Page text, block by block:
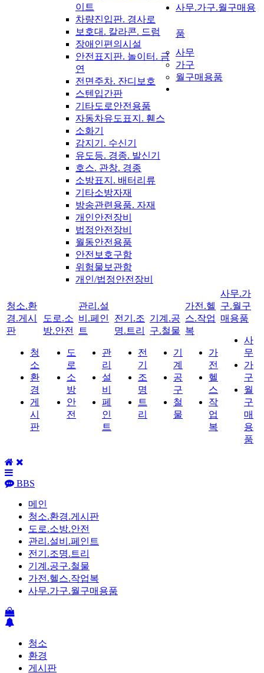
이트
차량진입판. 경사로
보호대. 칼라콘. 드럼
장애인편의시설
안전표지판. 놀이터. 금
연
전면주차. 잔디보호
스텐입간판
기타도로안전용품
자동차유도표지. 휀스
소화기
감지기. 수신기
유도등. 경종. 발신기
호스. 관창. 경종
소방표지. 배터리류
기타소방자재
방송관련용품. 자재
개인안전장비
법정안전장비
월동안전용품
안전보호구함
위험물보관함
개인/법정안전장비
사무.가구.월구매용
품
사무
가구
월구매용품
청소.환
경.게시
판
청
소
환
경
게
시
판
도로.소
방.안전
도
로
소
방
안
전
관리.설
비.페인
트
관
리
설
비
페
인
트
전기.조
명.트리
전
기
조
명
트
리
기계.공
구.철물
기
계
공
구
철
물
가전.헬
스.작업
복
가
전
헬
스
작
업
복
사무.가
구.월구
매용품
사
무
가
구
월
구
매
용
품
BBS
메인
청소.환경.게시판
도로.소방.안전
관리.설비.페인트
전기.조명.트리
기계.공구.철물
가전.헬스.작업복
사무.가구.월구매용품
청소
환경
게시판